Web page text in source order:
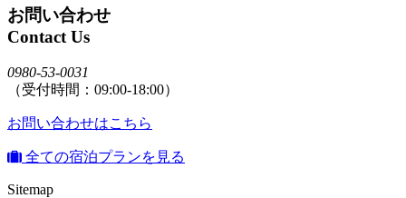
お問い合わせ
Contact Us
0980-53-0031
（受付時間：09:00-18:00）
お問い合わせはこちら
全ての宿泊プランを見る
Sitemap